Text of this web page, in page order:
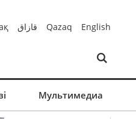
قازاق Qazaq English
Мультимедиа